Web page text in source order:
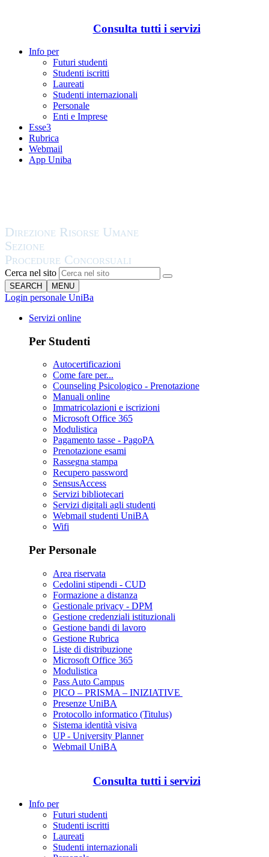
Consulta tutti i servizi
Info per
Futuri studenti
Studenti iscritti
Laureati
Studenti internazionali
Personale
Enti e Imprese
Esse3
Rubrica
Webmail
App Uniba
Cerca nel sito
SEARCH MENU
Login personale UniBa
Servizi online
Per Studenti
Autocertificazioni
Come fare per...
Counseling Psicologico - Prenotazione
Manuali online
Immatricolazioni e iscrizioni
Microsoft Office 365
Modulistica
Pagamento tasse - PagoPA
Prenotazione esami
Rassegna stampa
Recupero password
SensusAccess
Servizi bibliotecari
Servizi digitali agli studenti
Webmail studenti UniBA
Wifi
Per Personale
Area riservata
Cedolini stipendi - CUD
Formazione a distanza
Gestionale privacy - DPM
Gestione credenziali istituzionali
Gestione bandi di lavoro
Gestione Rubrica
Liste di distribuzione
Microsoft Office 365
Modulistica
Pass Auto Campus
PICO – PRISMA – INIZIATIVE
Presenze UniBA
Protocollo informatico (Titulus)
Sistema identità visiva
UP - University Planner
Webmail UniBA
Consulta tutti i servizi
Info per
Futuri studenti
Studenti iscritti
Laureati
Studenti internazionali